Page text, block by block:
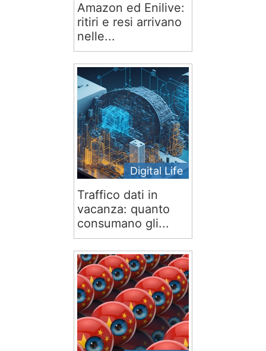
Amazon ed Enilive:
ritiri e resi arrivano
nelle...
Digital Life
Traffico dati in
vacanza: quanto
consumano gli...